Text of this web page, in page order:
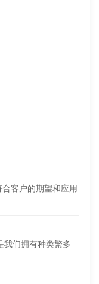
客户的期望和应用
我们拥有种类繁多